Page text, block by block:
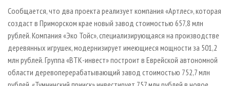
Сообщается, что два проекта реализует компания «Артлес», которая
создаст в Приморском крае новый завод стоимостью 657,8 млн
рублей. Компания «Эко Тойс», специализирующаяся на производстве
деревянных игрушек, модернизирует имеющиеся мощности за 501,2
млн рублей. Группа «ВТК-инвест» построит в Еврейской автономной
области деревоперерабатывающий завод стоимостью 752,7 млн